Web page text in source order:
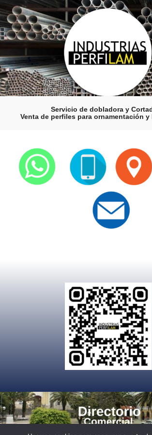
Servicio de dobladora y
Venta de perfiles para ornamentación